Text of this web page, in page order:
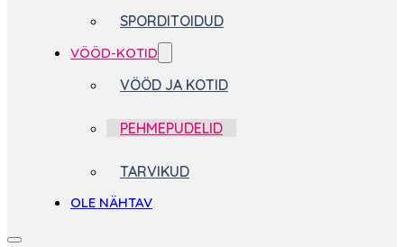
SPORDITOIDUD
VÖÖD-KOTID
VÖÖD JA KOTID
PEHMEPUDELID
TARVIKUD
OLE NÄHTAV